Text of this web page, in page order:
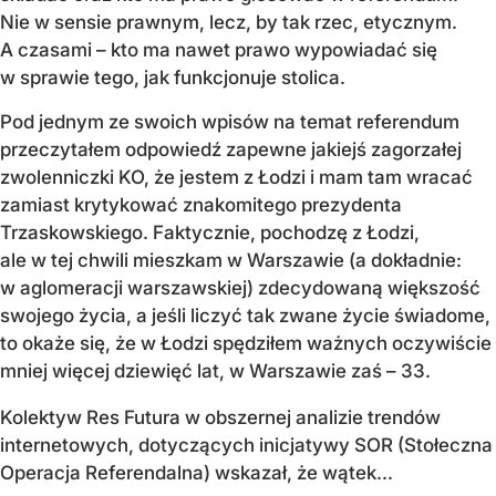
Nie w sensie prawnym, lecz, by tak rzec, etycznym.
A czasami – kto ma nawet prawo wypowiadać się
w sprawie tego, jak funkcjonuje stolica.
Pod jednym ze swoich wpisów na temat referendum
przeczytałem odpowiedź zapewne jakiejś zagorzałej
zwolenniczki KO, że jestem z Łodzi i mam tam wracać
zamiast krytykować znakomitego prezydenta
Trzaskowskiego. Faktycznie, pochodzę z Łodzi,
ale w tej chwili mieszkam w Warszawie (a dokładnie:
w aglomeracji warszawskiej) zdecydowaną większość
swojego życia, a jeśli liczyć tak zwane życie świadome,
to okaże się, że w Łodzi spędziłem ważnych oczywiście
mniej więcej dziewięć lat, w Warszawie zaś – 33.
Kolektyw Res Futura w obszernej analizie trendów
internetowych, dotyczących inicjatywy SOR (Stołeczna
Operacja Referendalna) wskazał, że wątek...